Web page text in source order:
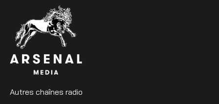
Autres chaînes radio